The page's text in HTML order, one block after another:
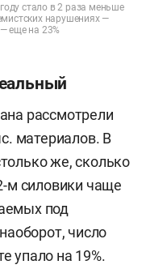
стало в 2 раза меньше
нарушениях —
еще на 23%
рассмотрели
материалов. В
же, сколько
м силовики чаще
под
число
упало на 19%.